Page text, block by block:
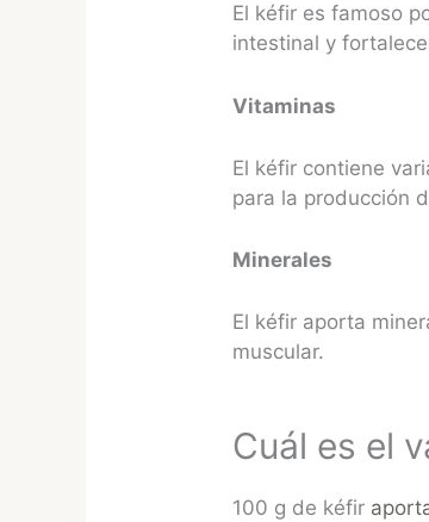
El kéfir es famoso
intestinal y
Vitaminas
El kéfir contiene
para la producción
Minerales
El kéfir aporta
muscular.
Cuál es el
100 g de kéfir